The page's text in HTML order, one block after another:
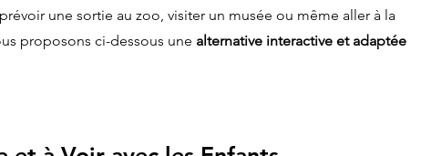
une sortie au zoo, visiter un musée ou même aller à la
proposons ci-dessous une alternative interactive et adaptée